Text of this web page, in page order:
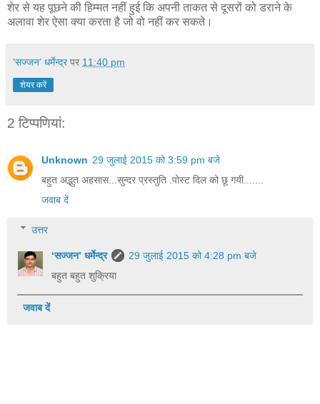
शेर से यह पूछने की हिम्मत नहीं हुई कि अपनी ताकत से दूसरों को डराने के
अलावा शेर ऐसा क्या करता है जो वो नहीं कर सकते।
‘सज्जन’ धर्मेन्द्र पर 11:40 pm
शेयर करें
2 टिप्‍पणियां:
Unknown 29 जुलाई 2015 को 3:59 pm बजे
बहुत अद्भुत अहसास...सुन्दर प्रस्तुति .पोस्ट दिल को छू गयी.......
जवाब दें
उत्तर
‘सज्जन’ धर्मेन्द्र
29 जुलाई 2015 को 4:28 pm बजे
बहुत बहुत शुक्रिया
जवाब दें